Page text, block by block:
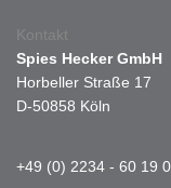
Kontakt
Spies Hecker GmbH
Horbeller Straße 17
D-50858 Köln
+49 (0) 2234 - 60 19